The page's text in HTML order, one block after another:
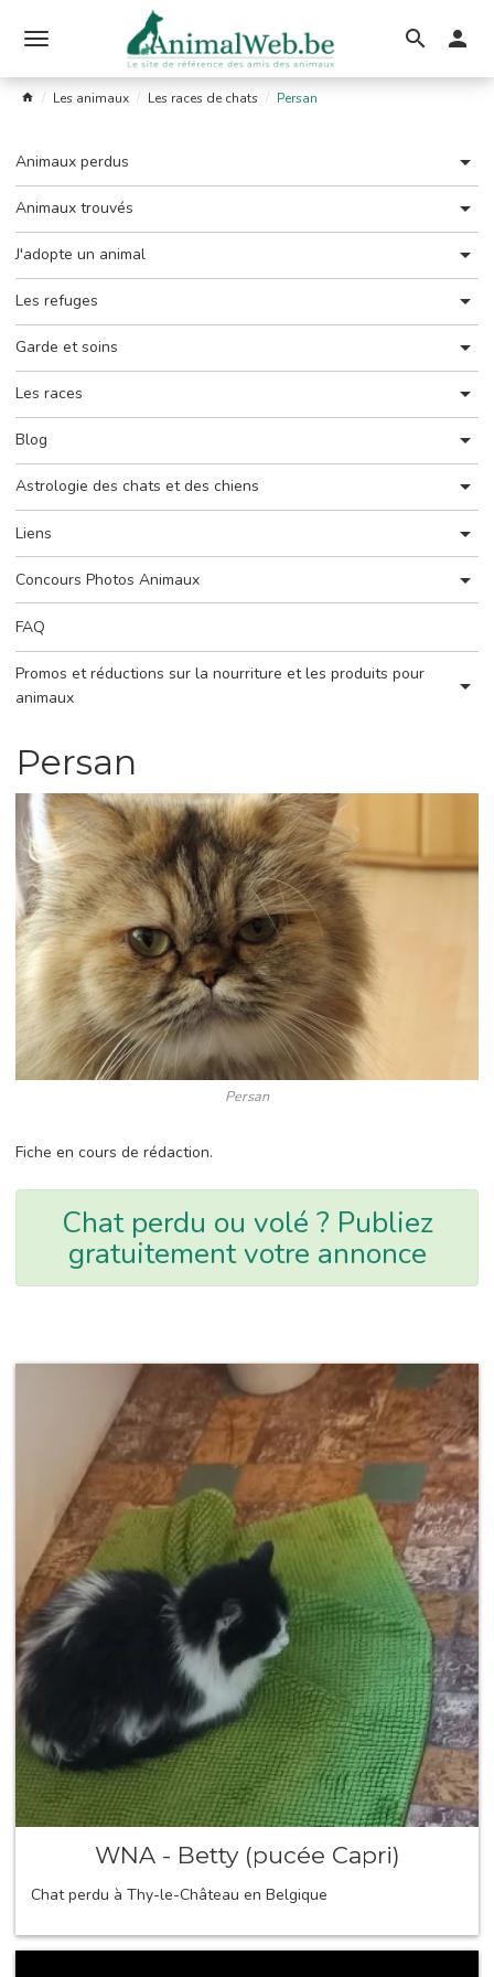
le
menu
Les animaux Les races de chats Persan
Animaux perdus
Animaux trouvés
J'adopte un animal
Les refuges
Garde et soins
Les races
Blog
Astrologie des chats et des chiens
Liens
Concours Photos Animaux
FAQ
Promos et réductions sur la nourriture et les produits pour
animaux
Persan
Persan
Fiche en cours de rédaction.
Chat perdu ou volé ? Publiez
gratuitement votre annonce
WNA - Betty (pucée Capri)
Chat perdu à Thy-le-Château en Belgique